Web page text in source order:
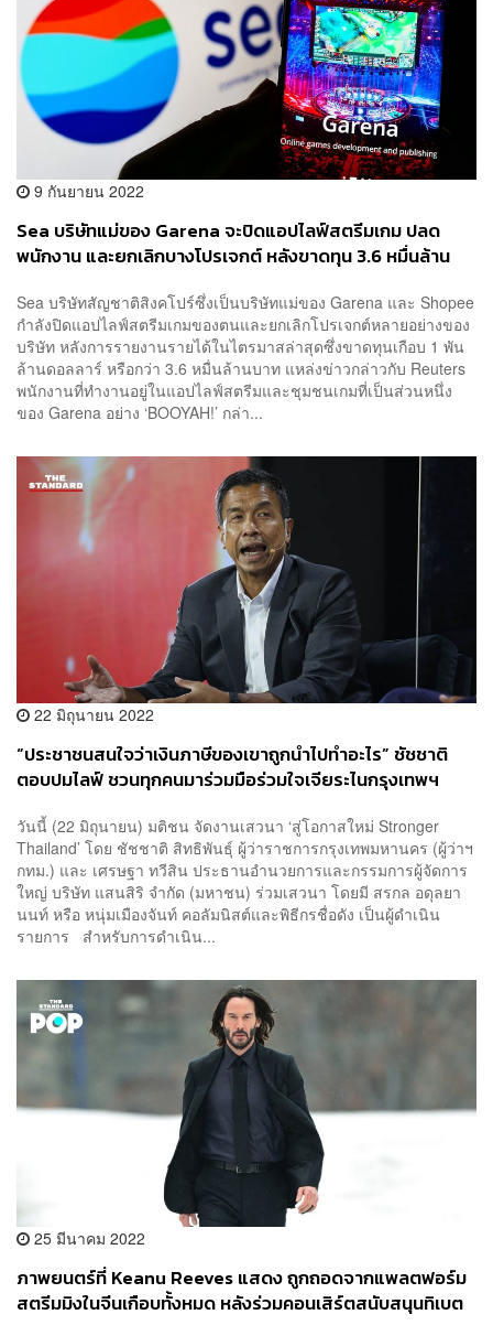
9 กันยายน 2022
Sea บริษัทแม่ของ Garena จะปิดแอปไลฟ์สตรีมเกม ปลด
พนักงาน และยกเลิกบางโปรเจกต์ หลังขาดทุน 3.6 หมื่นล้าน
Sea บริษัทสัญชาติสิงคโปร์ซึ่งเป็นบริษัทแม่ของ Garena และ Shopee
กำลังปิดแอปไลฟ์สตรีมเกมของตนและยกเลิกโปรเจกต์หลายอย่างของ
บริษัท หลังการรายงานรายได้ในไตรมาสล่าสุดซึ่งขาดทุนเกือบ 1 พัน
ล้านดอลลาร์ หรือกว่า 3.6 หมื่นล้านบาท แหล่งข่าวกล่าวกับ Reuters
พนักงานที่ทำงานอยู่ในแอปไลฟ์สตรีมและชุมชนเกมที่เป็นส่วนหนึ่ง
ของ Garena อย่าง ‘BOOYAH!’ กล่า...
22 มิถุนายน 2022
“ประชาชนสนใจว่าเงินภาษีของเขาถูกนำไปทำอะไร” ชัชชาติ
ตอบปมไลฟ์ ชวนทุกคนมาร่วมมือร่วมใจเจียระไนกรุงเทพฯ
วันนี้ (22 มิถุนายน) มติชน จัดงานเสวนา ‘สู่โอกาสใหม่ Stronger
Thailand’ โดย ชัชชาติ สิทธิพันธุ์ ผู้ว่าราชการกรุงเทพมหานคร (ผู้ว่าฯ
กทม.) และ เศรษฐา ทวีสิน ประธานอำนวยการและกรรมการผู้จัดการ
ใหญ่ บริษัท แสนสิริ จำกัด (มหาชน) ร่วมเสวนา โดยมี สรกล อดุลยา
นนท์ หรือ หนุ่มเมืองจันท์ คอลัมนิสต์และพิธีกรชื่อดัง เป็นผู้ดำเนิน
รายการ สำหรับการดำเนิน...
25 มีนาคม 2022
ภาพยนตร์ที่ Keanu Reeves แสดง ถูกถอดจากแพลตฟอร์ม
สตรีมมิงในจีนเกือบทั้งหมด หลังร่วมคอนเสิร์ตสนับสนุนทิเบต